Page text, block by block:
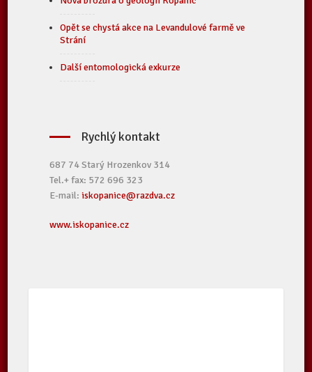
Opět se chystá akce na Levandulové farmě ve
Strání
Další entomologická exkurze
Rychlý kontakt
687 74 Starý Hrozenkov 314
Tel.+ fax: 572 696 323
E-mail:iskopanice@razdva.cz
www.iskopanice.cz